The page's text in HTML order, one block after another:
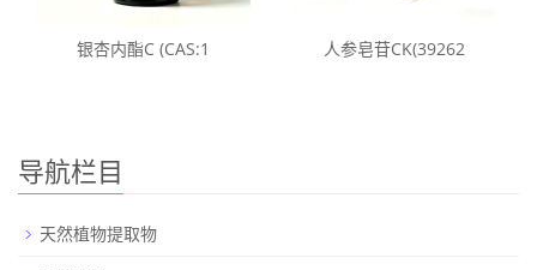
银杏内酯C (CAS:1 人参皂苷CK(39262
导航栏目
天然植物提取物